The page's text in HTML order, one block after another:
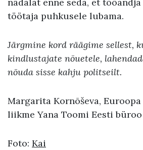
töötaja puhkusele lubama.
Järgmine kord räägime sellest,
kindlustajate nõuetele,
nõuda sisse kahju politseilt.
Margarita Kornõševa,
liikme Yana Toomi Eesti
Foto: Kai